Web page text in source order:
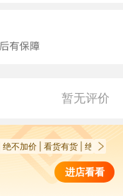
暂无评价
不加价 | 看货有货 | 绝不强卖
进店看看